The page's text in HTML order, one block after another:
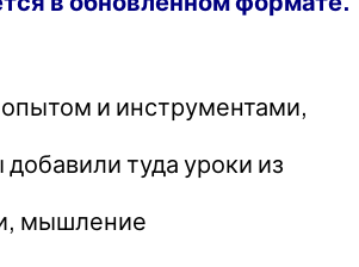
опытом и инструментами,
туда уроки из
мышление